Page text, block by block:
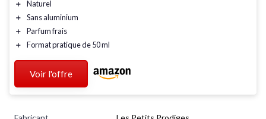
＋
Naturel
＋
Sans aluminium
＋
Parfum frais
＋
Format pratique de 50 ml
Voir l'offre